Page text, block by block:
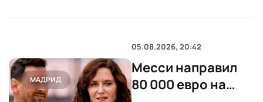
решающих встречах.
МАДРИД
05.08.2026, 20:42
Месси направил
80 000 евро на